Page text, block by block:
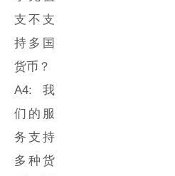
支不支
持多国
货币？
A4: 我
们的服
务支持
多种货